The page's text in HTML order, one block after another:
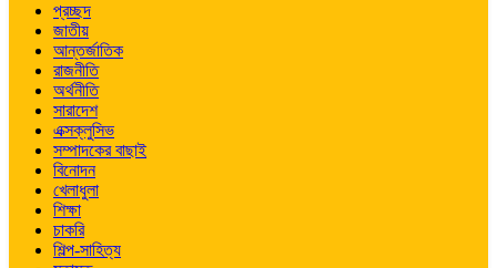
প্রচ্ছদ
জাতীয়
আন্তর্জাতিক
রাজনীতি
অর্থনীতি
সারাদেশ
এক্সক্লুসিভ
সম্পাদকের বাছাই
বিনোদন
খেলাধুলা
শিক্ষা
চাকরি
শিল্প-সাহিত্য